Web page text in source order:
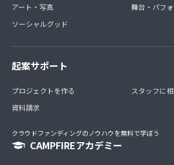
アート・写真
ソーシャルグッド
舞台・パフ
起案サポート
プロジェクトを作る
資料請求
スタッフに
クラウドファンディングのノウハウを無料で学ぼう
CAMPFIREアカデミー